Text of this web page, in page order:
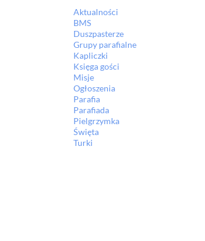
Aktualności
BMS
Duszpasterze
Grupy parafialne
Kapliczki
Księga gości
Misje
Ogłoszenia
Parafia
Parafiada
Pielgrzymka
Święta
Turki